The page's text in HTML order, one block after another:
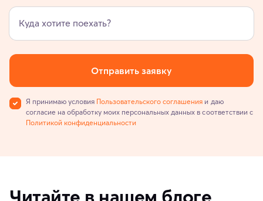
Куда хотите поехать?
Отправить заявку
Я принимаю условия Пользовательского соглашения и даю
согласие на обработку моих персональных данных в соответствии с
Политикой конфиденциальности